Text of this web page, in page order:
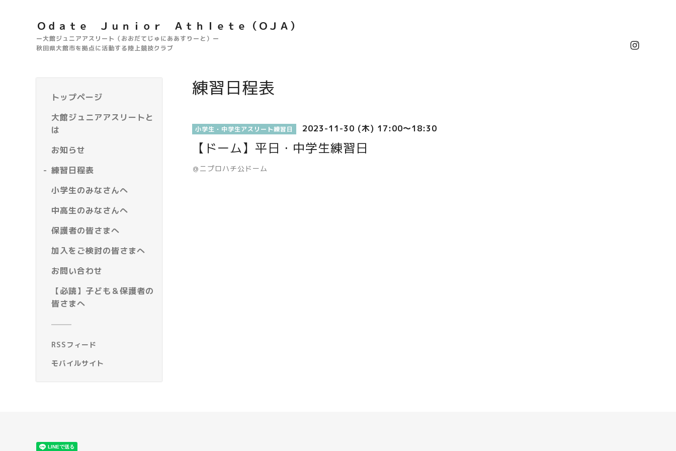
Ｏｄａｔｅ Ｊｕｎｉｏｒ Ａｔｈｌｅｔｅ（ＯＪＡ）
ー大館ジュニアアスリート（おおだてじゅにああすりーと）ー
秋田県大館市を拠点に活動する陸上競技クラブ
トップページ
大館ジュニアアスリートと
は
お知らせ
練習日程表
小学生のみなさんへ
中高生のみなさんへ
保護者の皆さまへ
加入をご検討の皆さまへ
お問い合わせ
【必読】子ども＆保護者の
皆さまへ
RSSフィード
モバイルサイト
練習日程表
小学生・中学生アスリート練習日 2023-11-30 (木) 17:00～18:30
【ドーム】平日・中学生練習日
＠ニプロハチ公ドーム